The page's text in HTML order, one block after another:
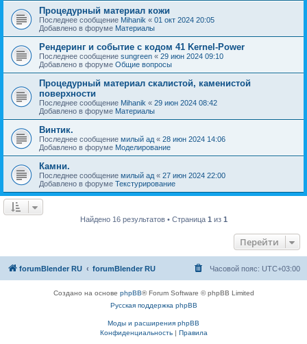
Процедурный материал кожи
Последнее сообщение Mihanik « 01 окт 2024 20:05
Добавлено в форуме Материалы
Рендеринг и событие с кодом 41 Kernel-Power
Последнее сообщение sungreen « 29 июн 2024 09:10
Добавлено в форуме Общие вопросы
Процедурный материал скалистой, каменистой
поверхности
Последнее сообщение Mihanik « 29 июн 2024 08:42
Добавлено в форуме Материалы
Винтик.
Последнее сообщение милый ад « 28 июн 2024 14:06
Добавлено в форуме Моделирование
Камни.
Последнее сообщение милый ад « 27 июн 2024 22:00
Добавлено в форуме Текстурирование
Найдено 16 результатов • Страница 1 из 1
Перейти
forumBlender RU forumBlender RU Часовой пояс: UTC+03:00
Создано на основе phpBB® Forum Software © phpBB Limited
Русская поддержка phpBB
Моды и расширения phpBB
Конфиденциальность| Правила